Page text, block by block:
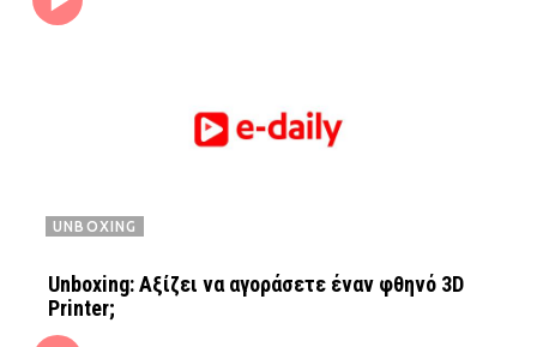
UNBOXING
Unboxing: Αξίζει να αγοράσετε έναν φθηνό 3D
Printer;